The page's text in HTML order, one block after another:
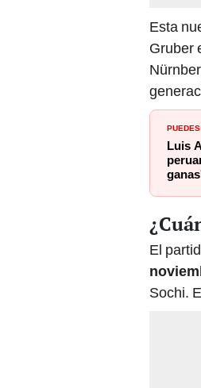
Esta
Gruber
Luis
El
Sochi.